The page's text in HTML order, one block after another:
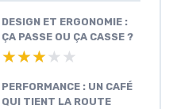
DESIGN ET ERGONOMIE :
ÇA PASSE OU ÇA CASSE ?
★★★★★
★★★★★
PERFORMANCE : UN CAFÉ
QUI TIENT LA ROUTE